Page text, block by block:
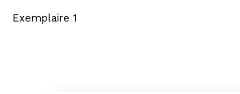
Exemplaire 1